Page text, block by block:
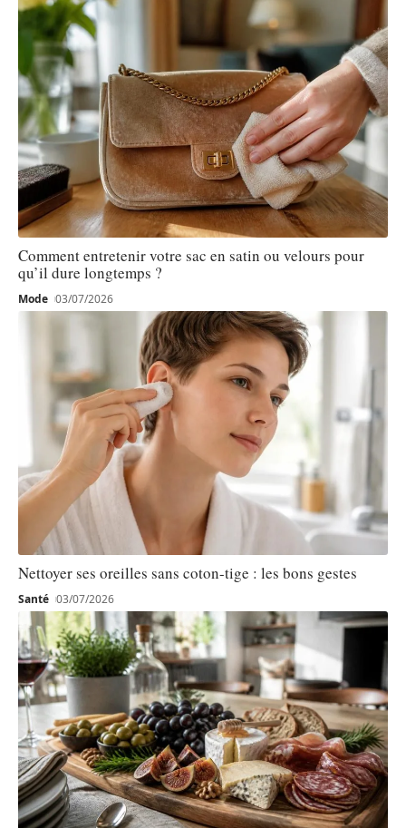
Comment entretenir votre sac en satin ou velours pour
qu’il dure longtemps ?
Mode 03/07/2026
Nettoyer ses oreilles sans coton-tige : les bons gestes
Santé 03/07/2026